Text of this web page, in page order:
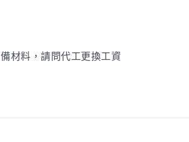
材料，請問代工更換工資